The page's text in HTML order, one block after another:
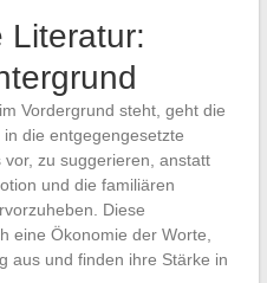
Literatur:
Vordergrund steht, geht die
die entgegengesetzte
zu suggerieren, anstatt
und die familiären
Diese
eine Ökonomie der Worte,
aus und finden ihre Stärke in